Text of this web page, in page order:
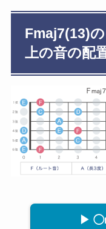
Fmaj7(13)
上の音の配
▶